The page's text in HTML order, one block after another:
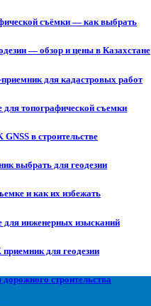
съёмки — как выбрать
— обзор и цены в Казахстане
для кадастровых работ
для топографической съемки
в строительстве
выбрать для геодезии
и как их избежать
для инженерных изысканий
для геодезии
строительства